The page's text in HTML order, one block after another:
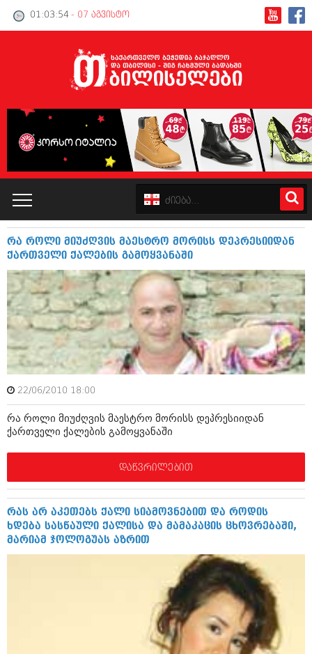
01:03:55 - 07 აგვისტო
ინტერვიუები
ამბები
საზოგადოება
მოდი, ვილაპარაკოთ
მოდა + დიზაინი
რელიგია
კატალოგი
პოლიტიკა
ინტერვიუები
ამბები
საზოგადოება
მოდი, ვილაპარაკოთ
მოდა + დიზაინი
სპორტი
კადრს მიღმა
კულინარია
რა როლი მიუძღვის მაესტრო მორისს დეპრესიიდან
ქართველი ქალების გამოყვანაში
22/06/2010 18:00
რა როლი მიუძღვის მაესტრო მორისს დეპრესიიდან
ქართველი ქალების გამოყვანაში
დაწვრილებით
რას არ აკეთებს ქალი სიამოვნებით და როდის
ხდება სასწაული ქალისა და მამაკაცის ცხოვრებაში,
მარიამ ჯოლოგუას აზრით